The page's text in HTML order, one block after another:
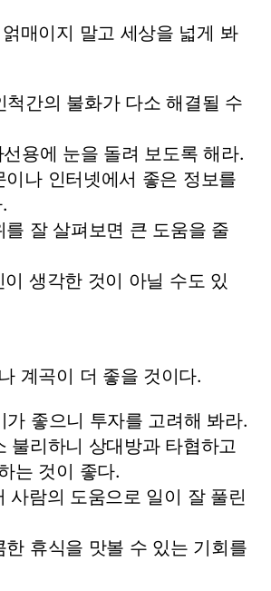
매이지 말고 세상을 넓게 봐
척간의 불화가 다소 해결될 수
용에 눈을 돌려 보도록 해라.
이나 인터넷에서 좋은 정보를
를 잘 살펴보면 큰 도움을 줄
생각한 것이 아닐 수도 있
계곡이 더 좋을 것이다.
가 좋으니 투자를 고려해 봐라.
불리하니 상대방과 타협하고
는 것이 좋다.
사람의 도움으로 일이 잘 풀린
한 휴식을 맛볼 수 있는 기회를